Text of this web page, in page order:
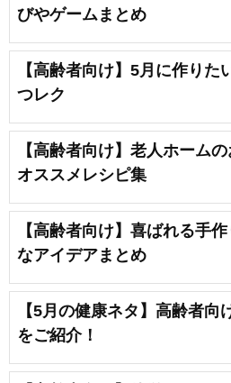
びやゲームまとめ
【高齢者向け】5月に作りた
つレク
【高齢者向け】老人ホーム
オススメレシピ集
【高齢者向け】喜ばれる手
なアイデアまとめ
【5月の健康ネタ】高齢者向
をご紹介！